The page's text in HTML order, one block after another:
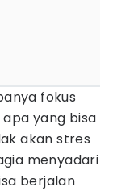
fokus
yang bisa
akan stres
menyadari
berjalan